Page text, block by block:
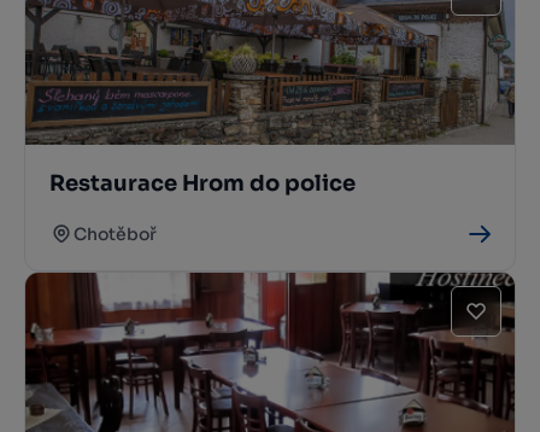
Restaurace Hrom do police
Chotěboř